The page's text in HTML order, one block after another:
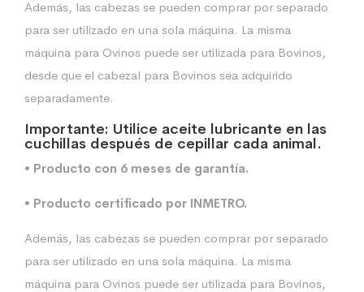
Además, las cabezas se pueden comprar por separado
para ser utilizado en una sola máquina. La misma
máquina para Ovinos puede ser utilizada para Bovinos,
desde que el cabezal para Bovinos sea adquirido
separadamente.
Importante: Utilice aceite lubricante en las
cuchillas después de cepillar cada animal.
• Producto con 6 meses de garantía.
• Producto certificado por INMETRO.
Además, las cabezas se pueden comprar por separado
para ser utilizado en una sola máquina. La misma
máquina para Ovinos puede ser utilizada para Bovinos,